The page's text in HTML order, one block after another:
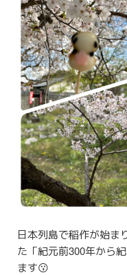
日本列島で稲作が始ま
た「紀元前300年から
ます😗